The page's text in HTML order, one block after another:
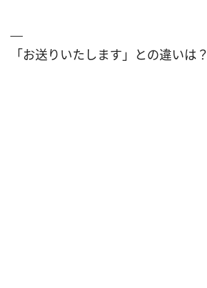
「お送りいたします」との違いは？